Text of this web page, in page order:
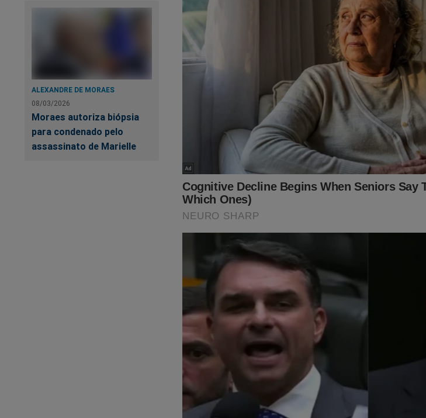
ALEXANDRE DE MORAES
08/03/2026
Moraes autoriza biópsia
para condenado pelo
assassinato de Marielle